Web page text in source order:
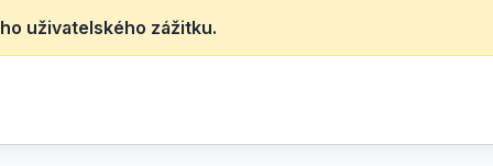
uživatelského zážitku.